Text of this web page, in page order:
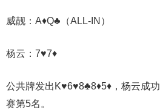
威靓：A♦️Q♣️（ALL-IN）
杨云：7♥️7♦️
公共牌发出K♥️6♥️8♣️8♦️5♦️，杨云成
赛第5名。